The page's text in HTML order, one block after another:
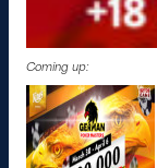
Coming up: